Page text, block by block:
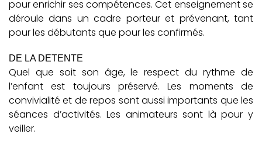
pour enrichir ses compétences. Cet enseignement se
déroule dans un cadre porteur et prévenant, tant
pour les débutants que pour les confirmés.
DE LA DETENTE
Quel que soit son âge, le respect du rythme de
l’enfant est toujours préservé. Les moments de
convivialité et de repos sont aussi importants que les
séances d’activités. Les animateurs sont là pour y
veiller.